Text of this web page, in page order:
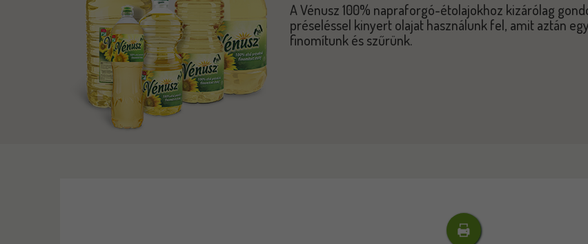
A Vénusz 100% napraforgó-étolajokhoz kizárólag
préseléssel kinyert olajat használunk fel, amit aztán
finomítunk és szűrünk.